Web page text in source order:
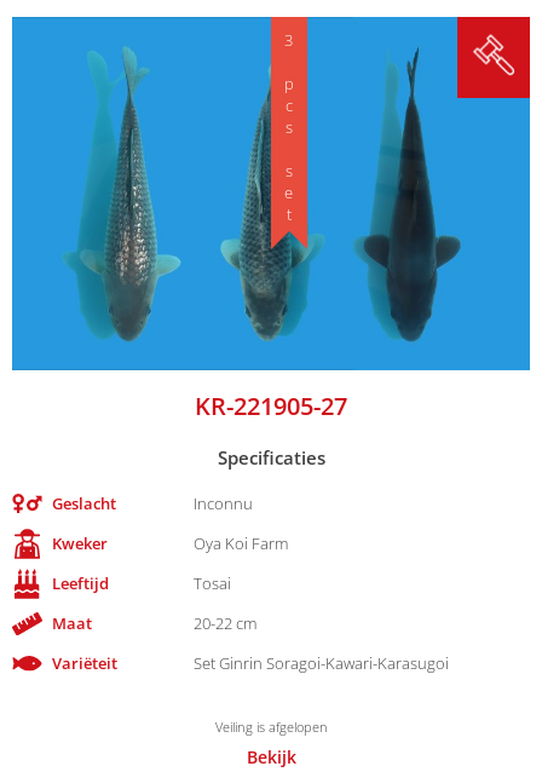
3 pcs set
KR-221905-27
Specificaties
Geslacht
Inconnu
Kweker
Oya Koi Farm
Leeftijd
Tosai
Maat
20-22 cm
Variëteit
Set Ginrin Soragoi-Kawari-Karasugoi
Veiling is afgelopen
Bekijk